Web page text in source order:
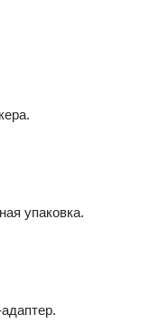
упаковка.